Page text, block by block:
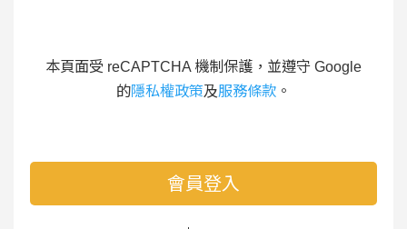
本頁面受 reCAPTCHA 機制保護，並遵守 Google
的隱私權政策及服務條款 。
會員登入